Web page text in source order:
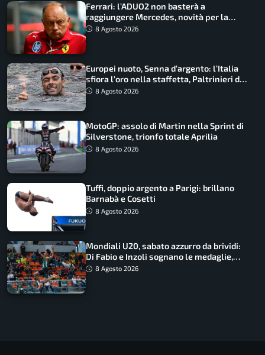
Ferrari: l’ADUO2 non basterà a
raggiungere Mercedes, novità per la
Macarena
8 Agosto 2026
Europei nuoto, Senna d’argento: l’Italia
sfiora l’oro nella staffetta, Paltrinieri da
urlo, il bilancio azzurro
8 Agosto 2026
MotoGP: assolo di Martin nella Sprint di
Silverstone, trionfo totale Aprilia
8 Agosto 2026
Tuffi, doppio argento a Parigi: brillano
Barnabà e Cosetti
8 Agosto 2026
Mondiali U20, sabato azzurro da brividi:
Di Fabio e Inzoli sognano le medaglie,
Castellani e Succo in finale
8 Agosto 2026